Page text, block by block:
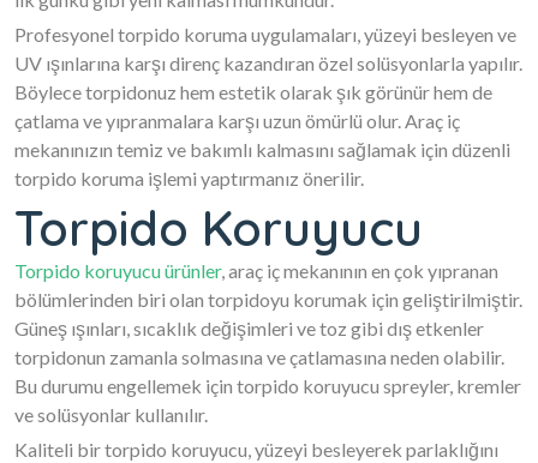
Profesyonel torpido koruma uygulamaları, yüzeyi besleyen ve
UV ışınlarına karşı direnç kazandıran özel solüsyonlarla yapılır.
Böylece torpidonuz hem estetik olarak şık görünür hem de
çatlama ve yıpranmalara karşı uzun ömürlü olur. Araç iç
mekanınızın temiz ve bakımlı kalmasını sağlamak için düzenli
torpido koruma işlemi yaptırmanız önerilir.
Torpido Koruyucu
Torpido koruyucu ürünler, araç iç mekanının en çok yıpranan
bölümlerinden biri olan torpidoyu korumak için geliştirilmiştir.
Güneş ışınları, sıcaklık değişimleri ve toz gibi dış etkenler
torpidonun zamanla solmasına ve çatlamasına neden olabilir.
Bu durumu engellemek için torpido koruyucu spreyler, kremler
ve solüsyonlar kullanılır.
Kaliteli bir torpido koruyucu, yüzeyi besleyerek parlaklığını